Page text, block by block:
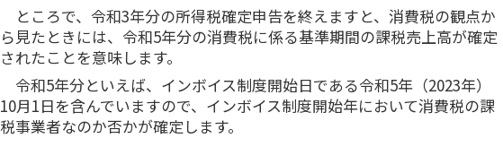
ところで、令和3年分の所得税確定申告を終えますと、消費税の観点か
ら見たときには、令和5年分の消費税に係る基準期間の課税売上高が確定
されたことを意味します。
令和5年分といえば、インボイス制度開始日である令和5年（2023年）
10月1日を含んでいますので、インボイス制度開始年において消費税の課
税事業者なのか否かが確定します。